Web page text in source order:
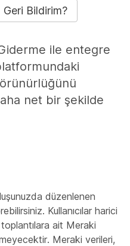
Geri Bildirim?
ile entegre
net bir şekilde
düzenlenen
Kullanıcılar harici
ait Meraki
Meraki verileri,